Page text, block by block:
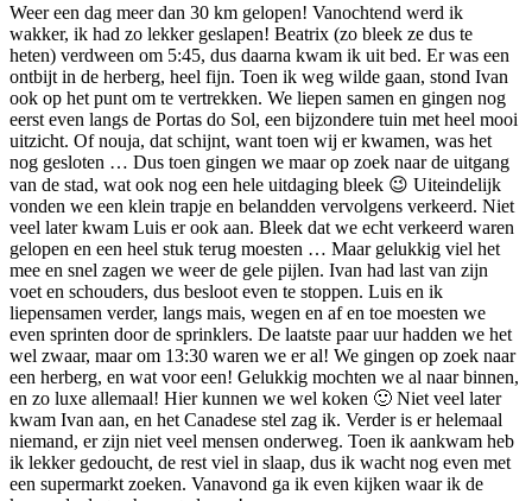
Weer een dag meer dan 30 km gelopen! Vanochtend werd ik
wakker, ik had zo lekker geslapen! Beatrix (zo bleek ze dus te
heten) verdween om 5:45, dus daarna kwam ik uit bed. Er was een
ontbijt in de herberg, heel fijn. Toen ik weg wilde gaan, stond Ivan
ook op het punt om te vertrekken. We liepen samen en gingen nog
eerst even langs de Portas do Sol, een bijzondere tuin met heel mooi
uitzicht. Of nouja, dat schijnt, want toen wij er kwamen, was het
nog gesloten … Dus toen gingen we maar op zoek naar de uitgang
van de stad, wat ook nog een hele uitdaging bleek 😉 Uiteindelijk
vonden we een klein trapje en belandden vervolgens verkeerd. Niet
veel later kwam Luis er ook aan. Bleek dat we echt verkeerd waren
gelopen en een heel stuk terug moesten … Maar gelukkig viel het
mee en snel zagen we weer de gele pijlen. Ivan had last van zijn
voet en schouders, dus besloot even te stoppen. Luis en ik
liepensamen verder, langs mais, wegen en af en toe moesten we
even sprinten door de sprinklers. De laatste paar uur hadden we het
wel zwaar, maar om 13:30 waren we er al! We gingen op zoek naar
een herberg, en wat voor een! Gelukkig mochten we al naar binnen,
en zo luxe allemaal! Hier kunnen we wel koken 🙂 Niet veel later
kwam Ivan aan, en het Canadese stel zag ik. Verder is er helemaal
niemand, er zijn niet veel mensen onderweg. Toen ik aankwam heb
ik lekker gedoucht, de rest viel in slaap, dus ik wacht nog even met
een supermarkt zoeken. Vanavond ga ik even kijken waar ik de